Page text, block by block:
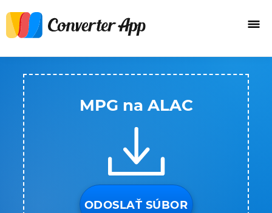
MPG na ALAC
ODOSLAŤ SÚBOR